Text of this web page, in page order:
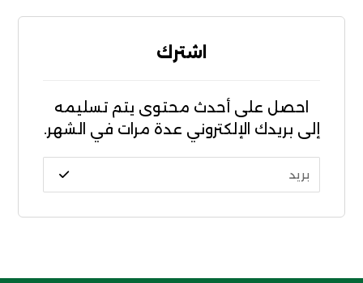
اشترك
احصل على أحدث محتوى يتم تسليمه
إلى بريدك الإلكتروني عدة مرات في الشهر.